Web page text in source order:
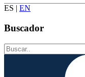
ES | EN
Buscador